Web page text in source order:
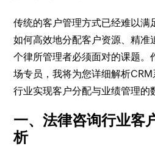
传统的客户管理方式已经难以满
如何高效地分配客户资源、精准
个律所管理者必须面对的课题
场专员，我将为您详细解析
行业实现客户分配与业绩管理的
一、法律咨询行业客
析